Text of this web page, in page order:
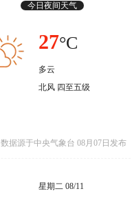
今日夜间天气
27°C
多云
北风 四至五级
数据源于中央气象台 08月07日发布
星期二 08/11